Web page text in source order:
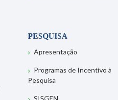
PESQUISA
Apresentação
Programas de Incentivo à
Pesquisa